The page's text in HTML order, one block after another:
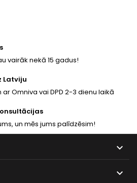
vairāk nekā 15 gadus!
Latviju
Omniva vai DPD 2-3 dienu laikā
un mēs jums palīdzēsim!

